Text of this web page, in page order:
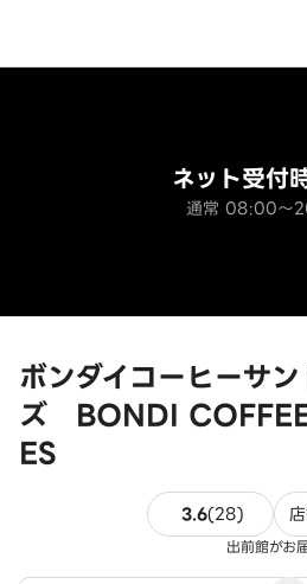
ボンダイコーヒーサ
ズ BONDI
ES
ネット受付
通常 08:00～
3.6(28)28件の
出前館がお